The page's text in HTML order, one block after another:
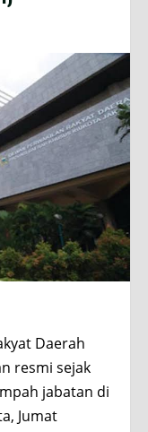
Daerah
resmi sejak
jabatan di
Jumat